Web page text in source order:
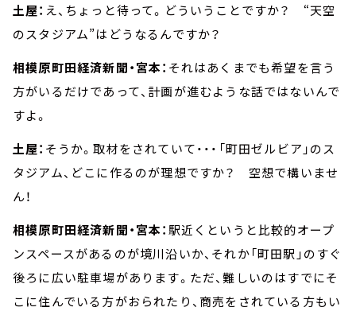
土屋： え、ちょっと待って。どういうことですか？ “天空
のスタジアム”はどうなるんですか？
相模原町田経済新聞・宮本： それはあくまでも希望を言う
方がいるだけであって、計画が進むような話ではないんで
すよ。
土屋： そうか。取材をされていて・・・「町田ゼルビア」のス
タジアム、どこに作るのが理想ですか？ 空想で構いませ
ん！
相模原町田経済新聞・宮本： 駅近くというと比較的オープ
ンスペースがあるのが境川沿いか、それか「町田駅」のすぐ
後ろに広い駐車場があります。ただ、難しいのはすでにそ
こに住んでいる方がおられたり、商売をされている方もい